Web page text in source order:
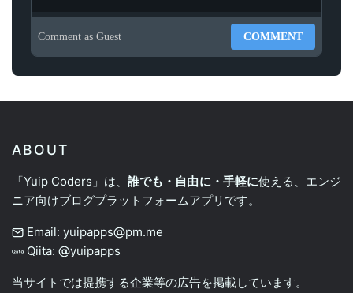
Comment as Guest COMMENT
ABOUT
「Yuip Coders」は、誰でも・自由に・手軽に使える、エンジ
ニア向けブログプラットフォームアプリです。
Email: yuipapps
pm.me
Qiita:
yuipapps
当サイトでは提携する企業等の広告を掲載しています。